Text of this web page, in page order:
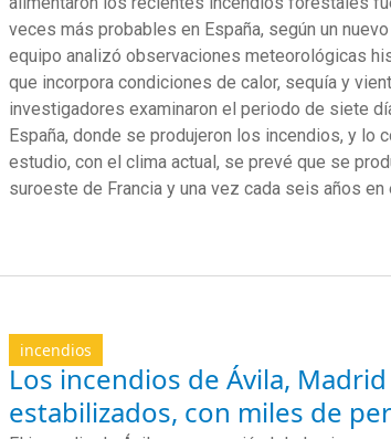
veces más probables en España, según un
equipo analizó observaciones meteorológicas
que incorpora condiciones de calor, sequía y
investigadores examinaron el periodo de siete
España, donde se produjeron los incendios, y lo
estudio, con el clima actual, se prevé que se
suroeste de Francia y una vez cada seis años en
incendios
Los incendios de Ávila,
estabilizados, con miles de